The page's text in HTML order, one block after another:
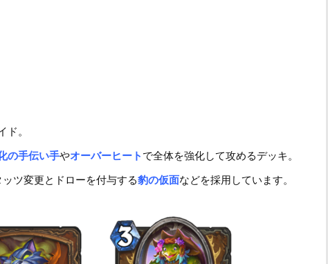
ド。
の手伝い手やオーバーヒート で全体を強化して攻めるデッキ。
ツ変更とドローを付与する豹の仮面などを採用しています。